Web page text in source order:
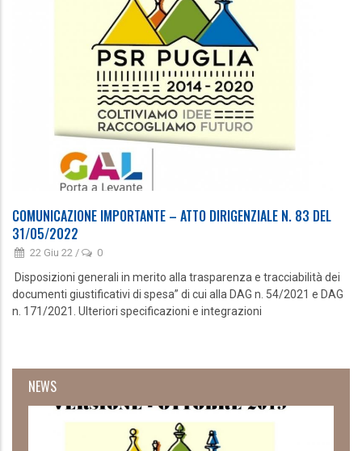
COMUNICAZIONE IMPORTANTE – ATTO DIRIGENZIALE N. 83 DEL
31/05/2022
22 Giu 22 / 0
Disposizioni generali in merito alla trasparenza e tracciabilità dei
documenti giustificativi di spesa” di cui alla DAG n. 54/2021 e DAG
n. 171/2021. Ulteriori specificazioni e integrazioni
NEWS